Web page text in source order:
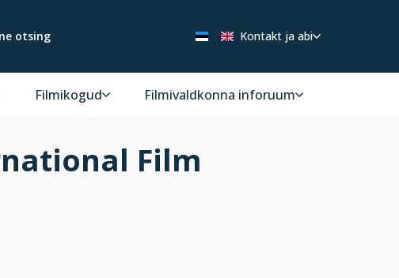
otsing Kontakt ja abi
Filmikogud Filmivaldkonna inforuum
Film